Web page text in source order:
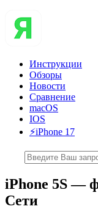
Инструкции
Обзоры
Новости
Сравнение
macOS
IOS
⚡️iPhone 17
iPhone 5S —
Сети